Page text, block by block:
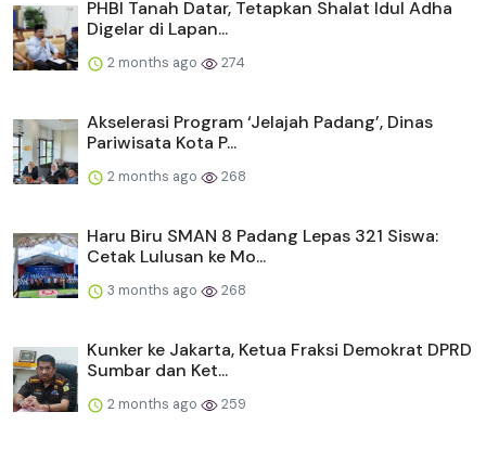
PHBI Tanah Datar, Tetapkan Shalat Idul Adha
Digelar di Lapan...
2 months ago 274
Akselerasi Program ‘Jelajah Padang’, Dinas
Pariwisata Kota P...
2 months ago 268
Haru Biru SMAN 8 Padang Lepas 321 Siswa:
Cetak Lulusan ke Mo...
3 months ago 268
Kunker ke Jakarta, Ketua Fraksi Demokrat DPRD
Sumbar dan Ket...
2 months ago 259